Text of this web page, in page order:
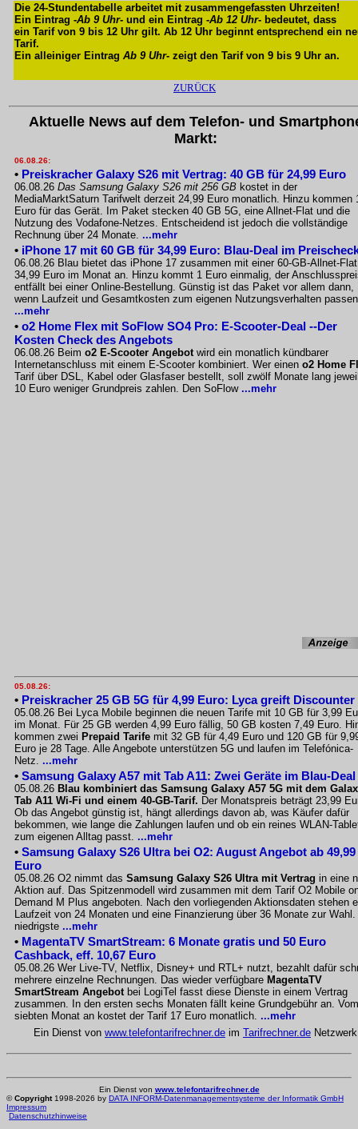
Die 24-Stundentabelle arbeitet mit zusammengefassten Uhrzeiten!
Ein Eintrag -Ab 9 Uhr- und ein Eintrag -Ab 12 Uhr- bedeutet, dass
ein Tarif von 9 bis 12 Uhr gilt. Ab 12 Uhr beginnt entsprechend ein
Tarif.
Ein alleiniger Eintrag Ab 9 Uhr- zeigt den Tarif von 9 bis 9 Uhr an.
ZURÜCK
Aktuelle News auf dem Telefon- und
Markt:
06.08.26:
• Preiskracher Galaxy S26 mit Vertrag: 40 GB für 24,99 Euro
06.08.26 Das Samsung Galaxy S26 mit 256 GB kostet in der
MediaMarktSaturn Tarifwelt derzeit 24,99 Euro monatlich. Hinzu kommen
Euro für das Gerät. Im Paket stecken 40 GB 5G, eine Allnet-Flat und die
Nutzung des Vodafone-Netzes. Entscheidend ist jedoch die vollständige
Rechnung über 24 Monate. ...mehr
• iPhone 17 mit 60 GB für 34,99 Euro: Blau-Deal im
06.08.26 Blau bietet das iPhone 17 zusammen mit einer 60-GB-Allnet-
34,99 Euro im Monat an. Hinzu kommt 1 Euro einmalig, der
entfällt bei einer Online-Bestellung. Günstig ist das Paket vor allem dann,
wenn Laufzeit und Gesamtkosten zum eigenen Nutzungsverhalten
...mehr
• o2 Home Flex mit SoFlow SO4 Pro: E-Scooter-Deal --Der
Kosten Check des Angebots
06.08.26 Beim o2 E-Scooter Angebotwird ein monatlich kündbarer
Internetanschluss mit einem E-Scooter kombiniert. Wer einen o2 Home
Tarif über DSL, Kabel oder Glasfaser bestellt, soll zwölf Monate lang
10 Euro weniger Grundpreis zahlen. Den SoFlow ...mehr
05.08.26:
• Preiskracher 25 GB 5G für 4,99 Euro: Lyca greift Discounter
05.08.26 Bei Lyca Mobile beginnen die neuen Tarife mit 10 GB für 3,99
im Monat. Für 25 GB werden 4,99 Euro fällig, 50 GB kosten 7,49 Euro.
kommen zwei Prepaid Tarife mit 32 GB für 4,49 Euro und 120 GB für
Euro je 28 Tage. Alle Angebote unterstützen 5G und laufen im Telefónica-
Netz. ...mehr
• Samsung Galaxy A57 mit Tab A11: Zwei Geräte im Blau-Deal
05.08.26 Blau kombiniert das Samsung Galaxy A57 5G mit dem
Tab A11 Wi-Fi und einem 40-GB-Tarif. Der Monatspreis beträgt 23,99
Ob das Angebot günstig ist, hängt allerdings davon ab, was Käufer dafür
bekommen, wie lange die Zahlungen laufen und ob ein reines WLAN-
zum eigenen Alltag passt. ...mehr
• Samsung Galaxy S26 Ultra bei O2: August Angebot ab 49,99
Euro
05.08.26 O2 nimmt das Samsung Galaxy S26 Ultra mit Vertrag in eine
Aktion auf. Das Spitzenmodell wird zusammen mit dem Tarif O2 Mobile
Demand M Plus angeboten. Nach den vorliegenden Aktionsdaten stehen
Laufzeit von 24 Monaten und eine Finanzierung über 36 Monate zur Wahl.
niedrigste ...mehr
• MagentaTV SmartStream: 6 Monate gratis und 50 Euro
Cashback, eff. 10,67 Euro
05.08.26 Wer Live-TV, Netflix, Disney+ und RTL+ nutzt, bezahlt dafür
mehrere einzelne Rechnungen. Das wieder verfügbare MagentaTV
SmartStream Angebotbei LogiTel fasst diese Dienste in einem Vertrag
zusammen. In den ersten sechs Monaten fällt keine Grundgebühr an. Vom
siebten Monat an kostet der Tarif 17 Euro monatlich. ...mehr
Ein Dienst von www.telefontarifrechner.de im Tarifrechner.de Netzwerk
Ein Dienst von www.telefontarifrechner.de
©Copyright1998-2026 by DATA INFORM-Datenmanagementsysteme der Informatik GmbH
Impressum
Datenschutzhinweise